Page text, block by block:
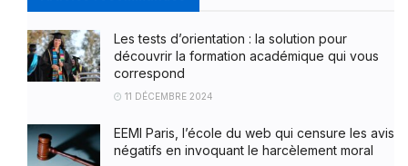
Les tests d’orientation : la solution pour
découvrir la formation académique qui vous
correspond
11 DÉCEMBRE 2024
EEMI Paris, l’école du web qui censure les avis
négatifs en invoquant le harcèlement moral